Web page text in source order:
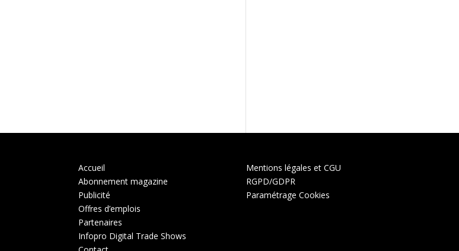
Accueil
Abonnement magazine
Publicité
Offres d’emplois
Partenaires
Infopro Digital Trade Shows
Mentions légales et CGU
RGPD/GDPR
Paramétrage Cookies